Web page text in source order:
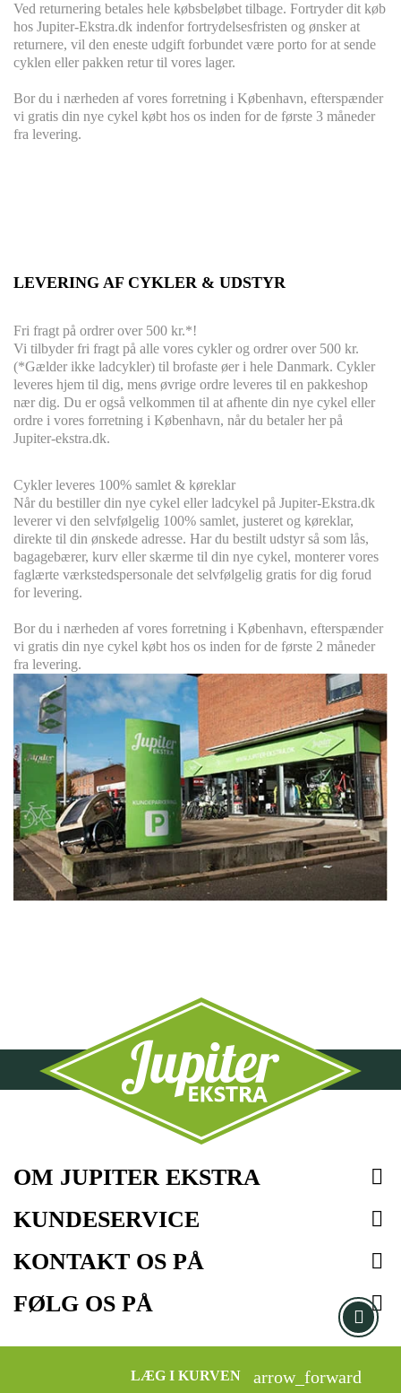
LÆG I KURVEN arrow_forward
Ved returnering betales hele købsbeløbet tilbage. Fortryder dit køb
hos Jupiter-Ekstra.dk indenfor fortrydelsesfristen og ønsker at
returnere, vil den eneste udgift forbundet være porto for at sende
cyklen eller pakken retur til vores lager.
Bor du i nærheden af vores forretning i København, efterspænder
vi gratis din nye cykel købt hos os inden for de første 3 måneder
fra levering.
LEVERING AF CYKLER & UDSTYR
Fri fragt på ordrer over 500 kr.*!
Vi tilbyder fri fragt på alle vores cykler og ordrer over 500 kr.
(*Gælder ikke ladcykler) til brofaste øer i hele Danmark. Cykler
leveres hjem til dig, mens øvrige ordre leveres til en pakkeshop
nær dig. Du er også velkommen til at afhente din nye cykel eller
ordre i vores forretning i København, når du betaler her på
Jupiter-ekstra.dk.
Cykler leveres 100% samlet & køreklar
Når du bestiller din nye cykel eller ladcykel på Jupiter-Ekstra.dk
leverer vi den selvfølgelig 100% samlet, justeret og køreklar,
direkte til din ønskede adresse. Har du bestilt udstyr så som lås,
bagagebærer, kurv eller skærme til din nye cykel, monterer vores
faglærte værkstedspersonale det selvfølgelig gratis for dig forud
for levering.
Bor du i nærheden af vores forretning i København, efterspænder
vi gratis din nye cykel købt hos os inden for de første 2 måneder
fra levering.
OM JUPITER EKSTRA 
KUNDESERVICE 
KONTAKT OS PÅ 
FØLG OS PÅ 